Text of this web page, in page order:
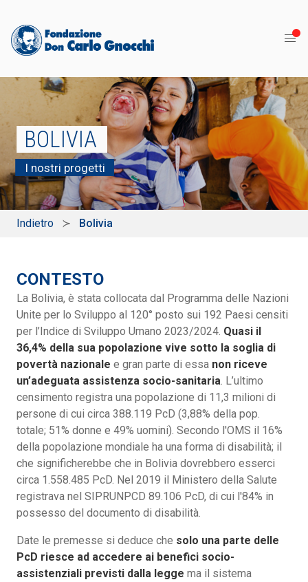
BOLIVIA
I nostri progetti
Indietro Bolivia
CONTESTO
La Bolivia, è stata collocata dal Programma delle Nazioni
Unite per lo Sviluppo al 120° posto sui 192 Paesi censiti
per l’Indice di Sviluppo Umano 2023/2024. Quasi il
36,4% della sua popolazione vive sotto la soglia di
povertà nazionale e gran parte di essa non riceve
un’adeguata assistenza socio-sanitaria. L’ultimo
censimento registra una popolazione di 11,3 milioni di
persone di cui circa 388.119 PcD (3,88% della pop.
totale; 51% donne e 49% uomini). Secondo l'OMS il 16%
della popolazione mondiale ha una forma di disabilità; il
che significherebbe che in Bolivia dovrebbero esserci
circa 1.558.485 PcD. Nel 2019 il Ministero della Salute
registrava nel SIPRUNPCD 89.106 PcD, di cui l'84% in
possesso del documento di disabilità.
Date le premesse si deduce che solo una parte delle
PcD riesce ad accedere ai benefici socio-
assistenziali previsti dalla legge ma il sistema